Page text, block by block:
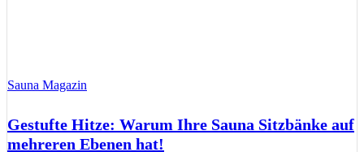
Sauna Magazin
Gestufte Hitze: Warum Ihre Sauna Sitzbänke auf
mehreren Ebenen hat!